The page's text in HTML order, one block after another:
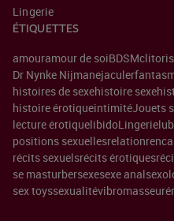
Lingerie
ÉTIQUETTES
amouramour de soiBDSMclitoris
Dr Nynke Nijmanejaculer
histoires de sexehistoire sexe
histoire érotiqueintimitéJouets
lecture érotiquelibidoLingerie
positions sexuellesrelation
récits sexuelsrécits érotiques
se masturbersexesexe anal
sex toyssexualitévibromasseur